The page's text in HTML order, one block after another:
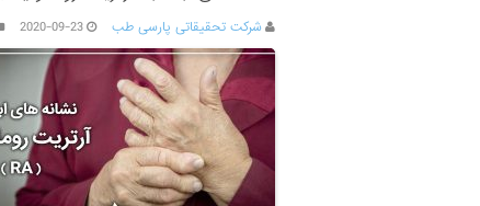
شرکت تحقیقاتی پارسی طب 2020-09-23